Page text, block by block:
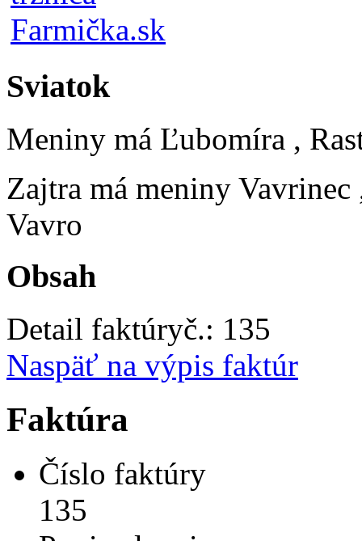
Sviatok
Meniny má Ľubomíra ,
Zajtra má meniny Vavrinec
Vavro
Obsah
Detail faktúryč.: 135
Naspäť na výpis faktúr
Faktúra
Číslo faktúry
135